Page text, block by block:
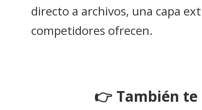
directo a archivos, una capa
competidores ofrecen.
👉 También